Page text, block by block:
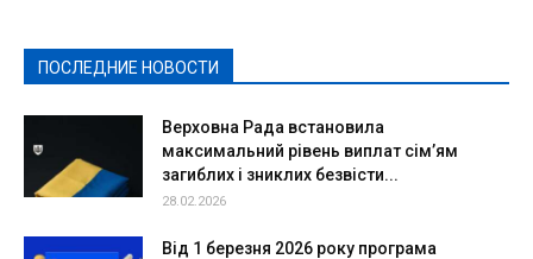
ПОСЛЕДНИЕ НОВОСТИ
Верховна Рада встановила
максимальний рівень виплат сім’ям
загиблих і зниклих безвісти...
28.02.2026
Від 1 березня 2026 року програма